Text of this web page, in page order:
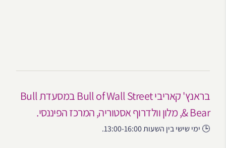
בראנץ' קאריבי Bull of Wall Street במסעדת Bull
& Bear, מלון וולדרוף אסטוריה, המרכז הפיננסי.
🕒 ימי שישי בין השעות 13:00-16:00.